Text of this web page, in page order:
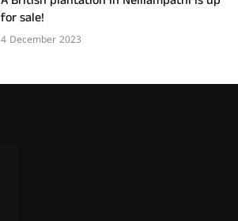
for sale!
4 December 2023